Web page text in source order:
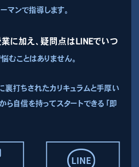
マンで指導します。
に加え、疑問点はLINEでいつ
むことはありません。
打ちされたカリキュラムと手厚い
ら自信を持ってスタートできる「即